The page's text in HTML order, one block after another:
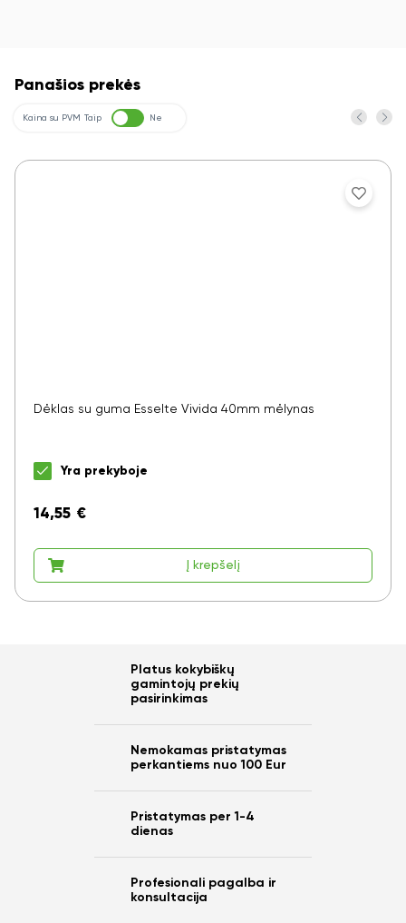
Panašios prekės
Kaina su PVM Taip Ne
Dėklas su guma Esselte Vivida 40mm mėlynas
Yra prekyboje
14,55 €
Į krepšelį
Platus kokybiškų
gamintojų prekių
pasirinkimas
Nemokamas pristatymas
perkantiems nuo 100 Eur
Pristatymas per 1-4
dienas
Profesionali pagalba ir
konsultacija